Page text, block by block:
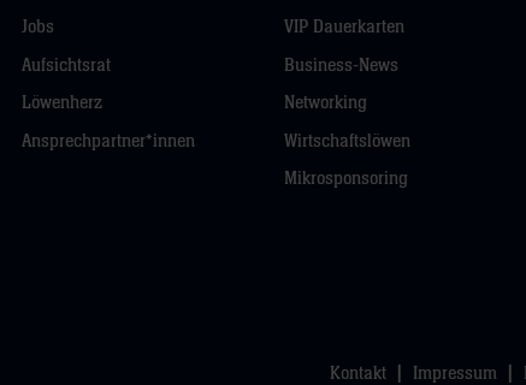
Jobs
Aufsichtsrat
Löwenherz
Ansprechpartner*innen
VIP Dauerkarten
Business-News
Networking
Wirtschaftslöwen
Mikrosponsoring
Kontakt Impressum